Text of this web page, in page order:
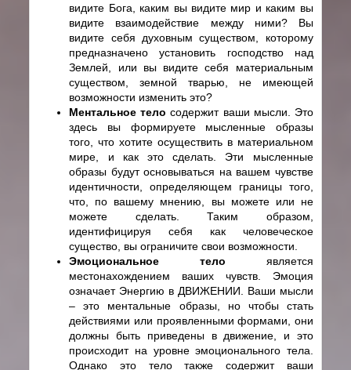
видите Бога, каким вы видите мир и каким вы
видите взаимодействие между ними? Вы
видите себя духовным существом, которому
предназначено установить господство над
Землей, или вы видите себя материальным
существом, земной тварью, не имеющей
возможности изменить это?
Ментальное тело содержит ваши мысли. Это
здесь вы формируете мысленные образы
того, что хотите осуществить в материальном
мире, и как это сделать. Эти мысленные
образы будут основываться на вашем чувстве
идентичности, определяющем границы того,
что, по вашему мнению, вы можете или не
можете сделать. Таким образом,
идентифицируя себя как человеческое
существо, вы ограничите свои возможности.
Эмоциональное тело является
местонахождением ваших чувств. Эмоция
означает Энергию в ДВИЖЕНИИ. Ваши мысли
– это ментальные образы, но чтобы стать
действиями или проявленными формами, они
должны быть приведены в движение, и это
происходит на уровне эмоционального тела.
Однако это тело также содержит ваши